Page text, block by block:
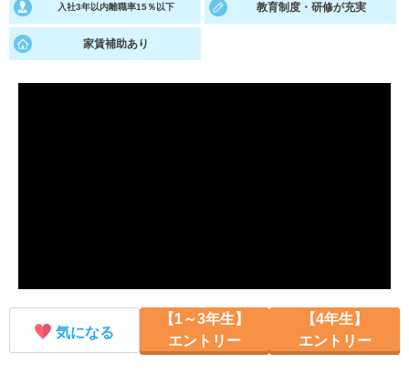
就活支援
入社3年以内離職率15％以下 教育制度・研修が充実
家賃補助あり
気になる
【1～3年生】
エントリー
【4年生】
エントリー